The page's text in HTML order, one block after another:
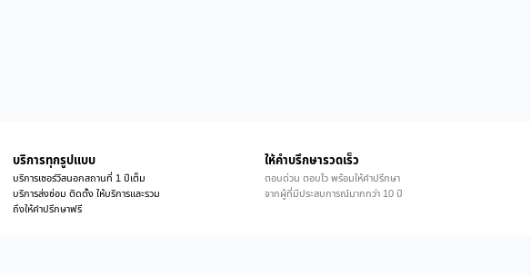
บริการทุกรูปแบบ
บริการเซอร์วิสนอกสถานที่ 1 ปีเต็ม
บริการส่งซ่อม ติดตั้ง ให้บริการและรวม
ถึงให้คำปรึกษาฟรี
ให้คำบรึกษารวดเร็ว
ตอบด่วน ตอบไว พร้อมให้คำปรึกษา
จากผู้ที่มีประสบการณ์มากกว่า 10 ปี